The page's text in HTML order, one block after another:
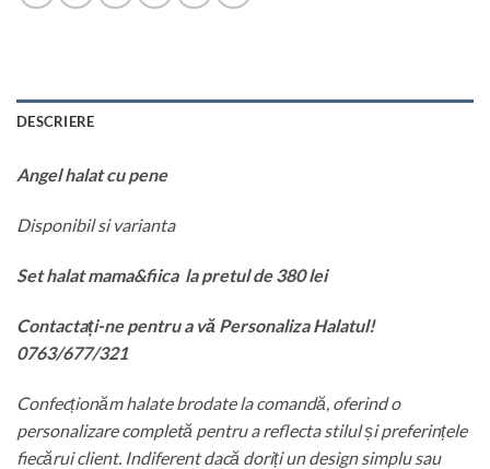
DESCRIERE
Angel halat cu pene
Disponibil si varianta
Set halat mama&fiica la pretul de 380 lei
Contactați-ne pentru a vă Personaliza Halatul!
0763/677/321
Confecționăm halate brodate la comandă, oferind o
personalizare completă pentru a reflecta stilul și preferințele
fiecărui client. Indiferent dacă doriți un design simplu sau